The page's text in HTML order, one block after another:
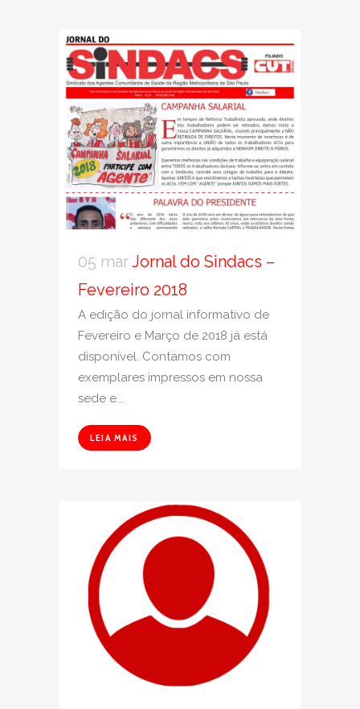
05 marJornal do Sindacs –
Fevereiro 2018
A edição do jornal informativo de
Fevereiro e Março de 2018 já está
disponível. Contamos com
exemplares impressos em nossa
sede e...
LEIA MAIS